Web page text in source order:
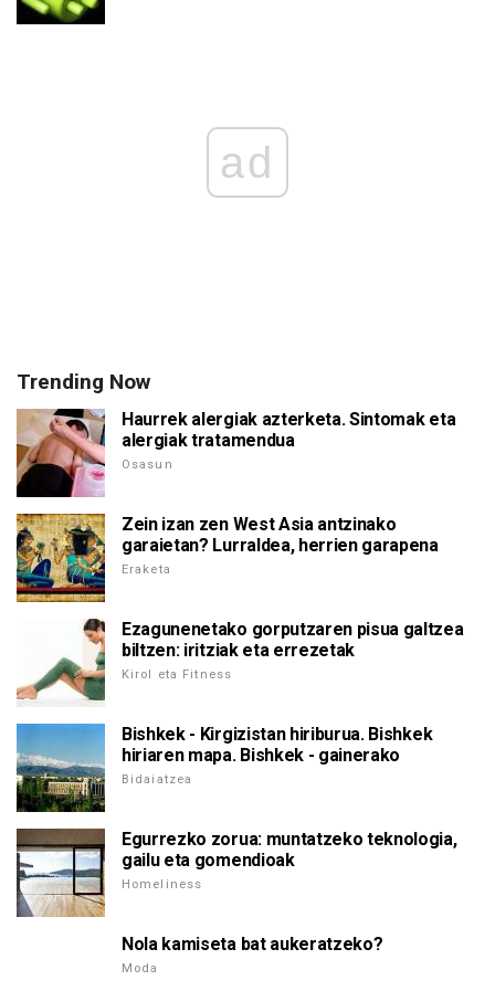
ad
Trending Now
Haurrek alergiak azterketa. Sintomak eta
alergiak tratamendua
Osasun
Zein izan zen West Asia antzinako
garaietan? Lurraldea, herrien garapena
Eraketa
Ezagunenetako gorputzaren pisua galtzea
biltzen: iritziak eta errezetak
Kirol eta Fitness
Bishkek - Kirgizistan hiriburua. Bishkek
hiriaren mapa. Bishkek - gainerako
Bidaiatzea
Egurrezko zorua: muntatzeko teknologia,
gailu eta gomendioak
Homeliness
Nola kamiseta bat aukeratzeko?
Moda